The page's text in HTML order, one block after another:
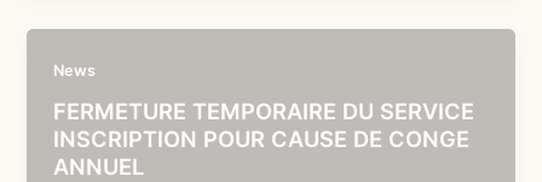
News
FERMETURE TEMPORAIRE DU SERVICE
INSCRIPTION POUR CAUSE DE CONGE
ANNUEL